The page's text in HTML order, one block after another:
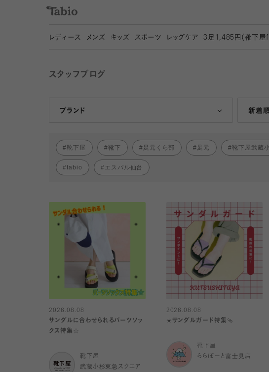
レディース メンズ キッズ スポーツ レッグケア 3 足1,485円（靴下屋
スタッフブログ
ブランド
Tabio 新着順
人気
靴下屋 靴下 足元くら部 足元 靴下屋武蔵
tabio エスパル仙台
2026.08.08
サンダルに合わせられるパーツソッ
クス特集☆
靴下屋
武蔵小杉東急スクエア
2026.08.08
☀️サンダルガード特集🩴
靴下屋
ららぽーと富士見店